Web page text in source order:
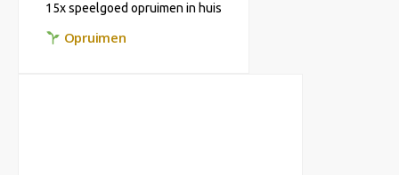
15x speelgoed opruimen in huis
Opruimen